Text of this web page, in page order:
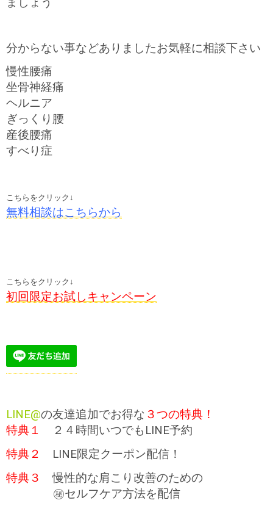
分からない事などありましたお気軽に相談下さい
慢性腰痛
坐骨神経痛
ヘルニア
ぎっくり腰
産後腰痛
すべり症
こちらをクリック↓
無料相談はこちらから
こちらをクリック↓
初回限定お試しキャンペーン
LINE@の友達追加でお得な ３つの特典！
特典１
２４時間いつでもLINE予約
特典２
LINE限定クーポン配信！
特典３
慢性的な肩こり改善のための
㊙セルフケア方法を配信